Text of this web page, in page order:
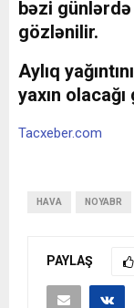
bəzi
gözlənilir.
Aylıq
yaxın
Tacxeber.com
HAVA NOYABR
PAYLAŞ